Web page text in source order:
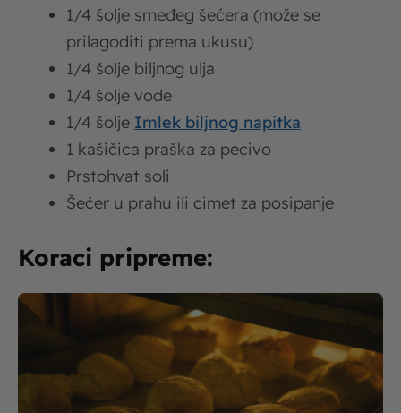
1/4 šolje smeđeg šećera (može se
prilagoditi prema ukusu)
1/4 šolje biljnog ulja
1/4 šolje vode
1/4 šolje Imlek biljnog napitka
1 kašičica praška za pecivo
Prstohvat soli
Šećer u prahu ili cimet za posipanje
Koraci pripreme: